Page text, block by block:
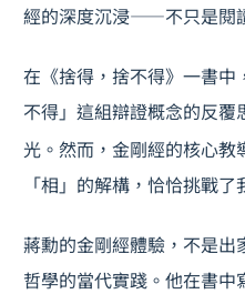
經的深度沉浸——不只是閱
在《捨得，捨不得》一書
不得」這組辯證概念的反
光。然而，金剛經的核心教
「相」的解構，恰恰挑戰
蔣勳的金剛經體驗，不是
哲學的當代實踐。他在書